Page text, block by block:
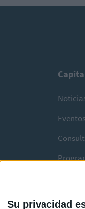
Su privacidad
Eventos